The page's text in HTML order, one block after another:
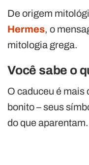
De origem
Hermes, o
mitologia grega.
Você sabe o
O caduceu é mais
bonito – seus
do que aparentam.